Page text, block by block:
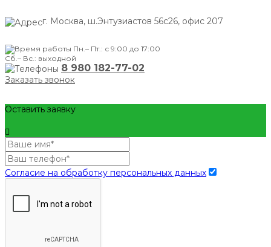
г. Москва, ш.Энтузиастов 56с26, офис 207
Пн.– Пт.: с 9:00 до 17:00
Сб.– Вс.: выходной
8 980 182-77-02
Заказать звонок
Оставить заявку
Согласие на обработку персональных данных